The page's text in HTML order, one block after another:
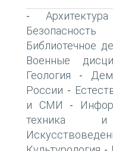
-
Безопасность
Библиотечное
Военные
Геология -
России -
и СМИ -
техника и